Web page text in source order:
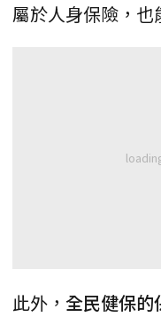
屬於人身保險，也
此外， 全民健保的